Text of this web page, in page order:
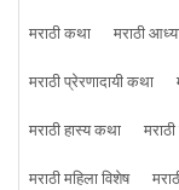
मराठी कथा मराठी
मराठी प्रेरणादायी कथा
मराठी हास्य कथा
मराठी महिला विशेष